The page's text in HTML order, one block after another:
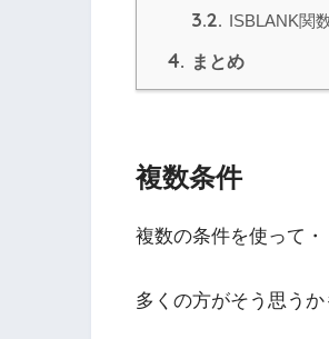
3.2. ISBLANK関
4. まとめ
複数条件
複数の条件を使って・
多くの方がそう思うか